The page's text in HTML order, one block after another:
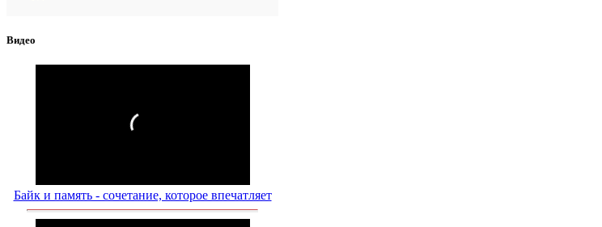
Видео
Байк и память - сочетание, которое впечатляет